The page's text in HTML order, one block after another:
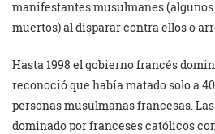
manifestantes musulmanes
muertos) al disparar contra ellos o
Hasta 1998 el gobierno francés
reconoció que había matado solo a
personas musulmanas francesas.
dominado por franceses católicos